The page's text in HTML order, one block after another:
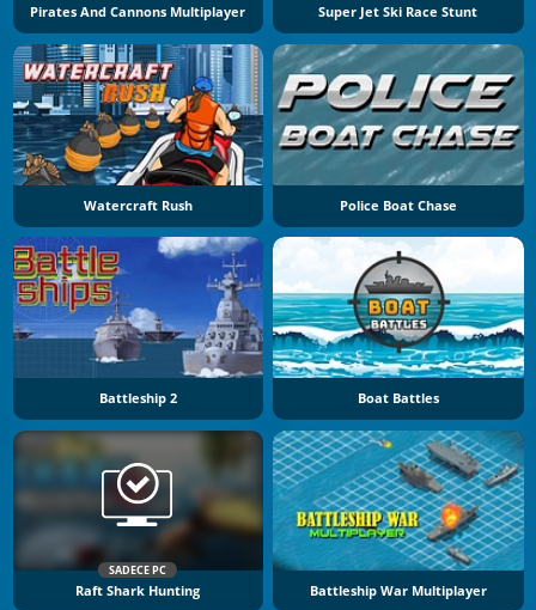
Pirates And Cannons Multiplayer Super Jet Ski Race Stunt
Watercraft Rush Police Boat Chase
Battleship 2 Boat Battles
SADECE PC
Raft Shark Hunting Battleship War Multiplayer